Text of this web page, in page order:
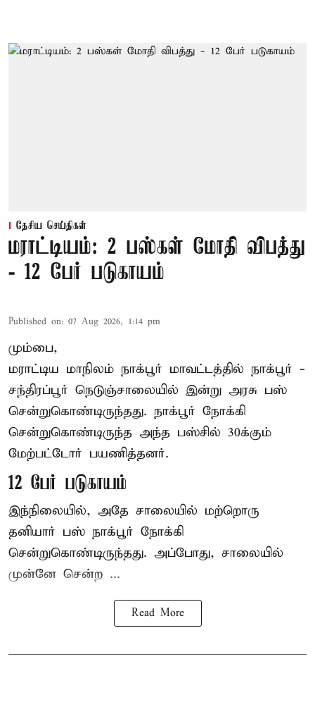
தேசிய செய்திகள்
மராட்டியம்: 2 பஸ்கள் மோதி விபத்து
- 12 பேர் படுகாயம்
Published on: 07 Aug 2026, 1:14 pm
மும்பை,
மராட்டிய மாநிலம் நாக்பூர் மாவட்டத்தில் நாக்பூர் -
சந்திரப்பூர் நெடுஞ்சாலையில் இன்று அரசு பஸ்
சென்றுகொண்டிருந்தது. நாக்பூர் நோக்கி
சென்றுகொண்டிருந்த அந்த பஸ்சில் 30க்கும்
மேற்பட்டோர் பயணித்தனர்.
12 பேர் படுகாயம்
இந்நிலையில், அதே சாலையில் மற்றொரு
தனியார் பஸ் நாக்பூர் நோக்கி
சென்றுகொண்டிருந்தது. அப்போது, சாலையில்
முன்னே சென்ற ...
Read More